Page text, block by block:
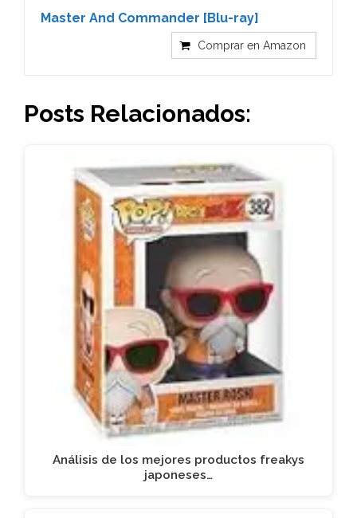
Master And Commander [Blu-ray]
Comprar en Amazon
Posts Relacionados:
Análisis de los mejores productos freakys
japoneses…